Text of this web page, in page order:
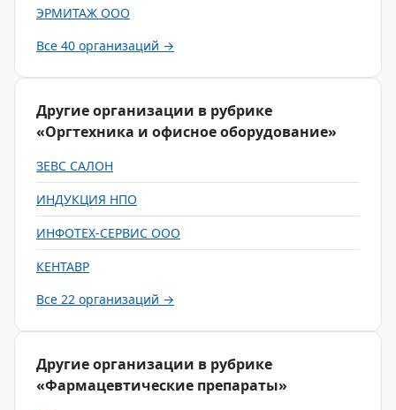
ЭРМИТАЖ ООО
Все 40 организаций →
Другие организации в рубрике
«Оргтехника и офисное оборудование»
ЗЕВС САЛОН
ИНДУКЦИЯ НПО
ИНФОТЕХ-СЕРВИС ООО
КЕНТАВР
Все 22 организаций →
Другие организации в рубрике
«Фармацевтические препараты»